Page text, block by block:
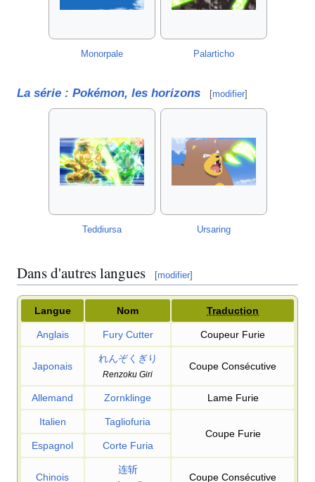
Monorpale Palarticho
La série : Pokémon, les horizons [modifier]
Teddiursa Ursaring
Dans d'autres langues [modifier]
Langue Nom Traduction
Anglais Fury Cutter Coupeur Furie
Japonais
れんぞくぎり
Renzoku Giri
Coupe Consécutive
Allemand Zornklinge Lame Furie
Italien
Tagliofuria
Coupe Furie
Espagnol
Corte Furia
Chinois
连斩
Coupe Consécutive